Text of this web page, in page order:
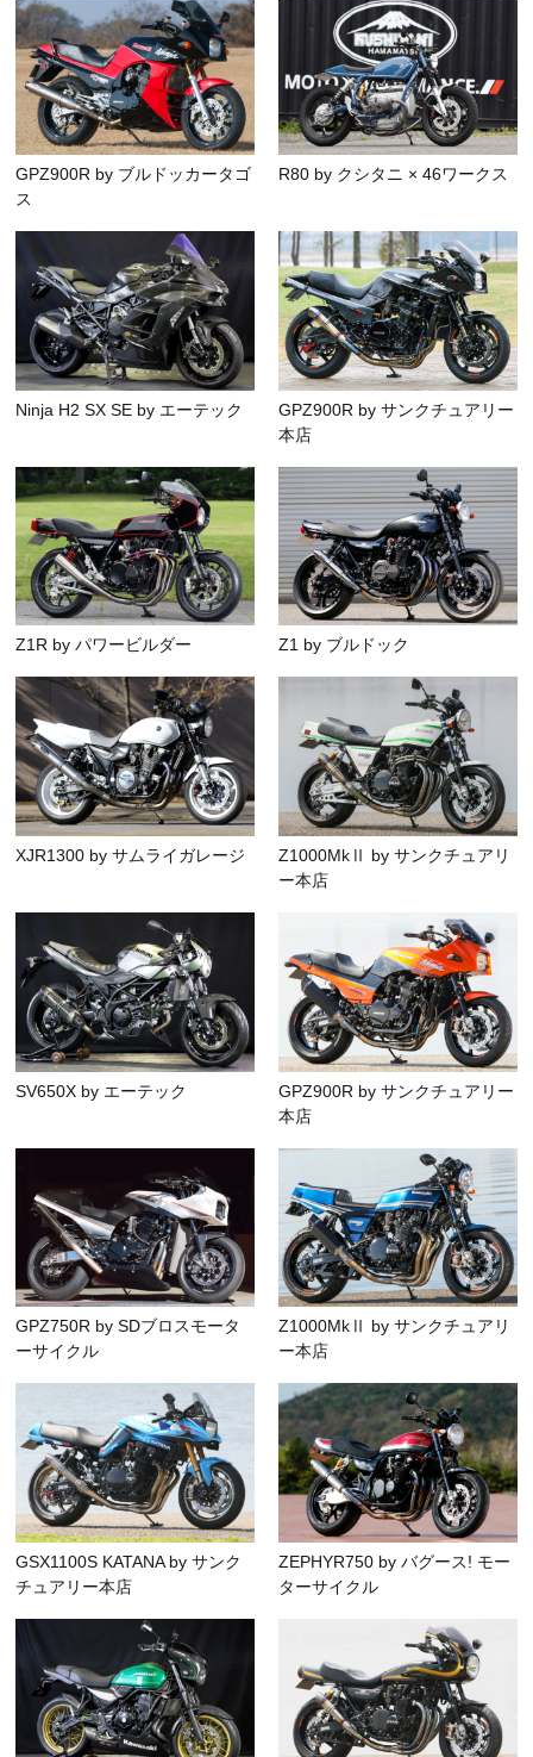
GPZ900R by ブルドッカータゴ
ス
R80 by クシタニ × 46ワークス
Ninja H2 SX SE by エーテック
GPZ900R by サンクチュアリー
本店
Z1R by パワービルダー Z1 by ブルドック
XJR1300 by サムライガレージ
Z1000MkⅡ by サンクチュアリ
ー本店
SV650X by エーテック
GPZ900R by サンクチュアリー
本店
GPZ750R by SDブロスモータ
ーサイクル
Z1000MkⅡ by サンクチュアリ
ー本店
GSX1100S KATANA by サンク
チュアリー本店
ZEPHYR750 by バグース! モー
ターサイクル